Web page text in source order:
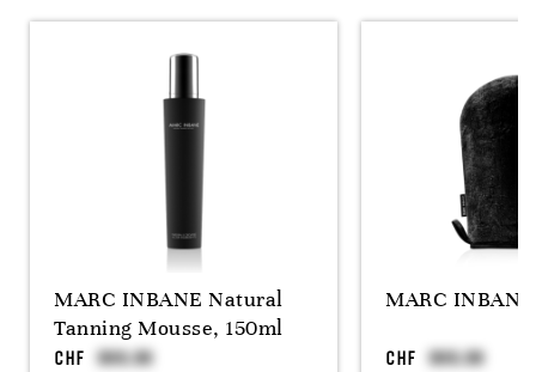
MARC INBANE Natural
Tanning Mousse, 150ml
CHF
MARC
CHF